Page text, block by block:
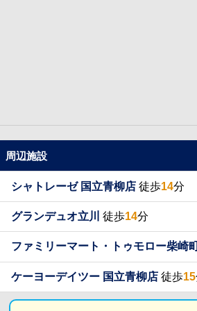
周辺施設
シャトレーゼ 国立青柳店 徒歩14分
グランデュオ立川 徒歩14分
ファミリーマート・トゥモロー柴崎
ケーヨーデイツー 国立青柳店 徒歩15